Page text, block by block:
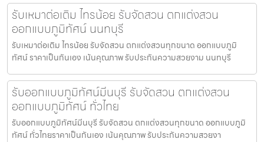
รับเหมาต่อเติม ไทรน้อย รับจัดสวน ตกแต่งสวน
ออกแบบภูมิทัศน์ นนทบุรี
รับเหมาต่อเติม ไทรน้อย รับจัดสวน ตกแต่งสวนทุกขนาด ออกแบบภูมิ
ทัศน์ ราคาเป็นกันเอง เน้นคุณภาพ รับประกันความสวยงาม นนทบุรี
รับออกแบบภูมิทัศน์มีนบุรี รับจัดสวน ตกแต่งสวน
ออกแบบภูมิทัศน์ ทั่วไทย
รับออกแบบภูมิทัศน์มีนบุรี รับจัดสวน ตกแต่งสวนทุกขนาด ออกแบบภูมิ
ทัศน์ ทั่วไทยราคาเป็นกันเอง เน้นคุณภาพ รับประกันความสวยงา